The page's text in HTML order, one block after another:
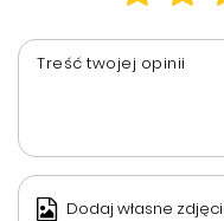
Treść twojej opinii
Dodaj własne